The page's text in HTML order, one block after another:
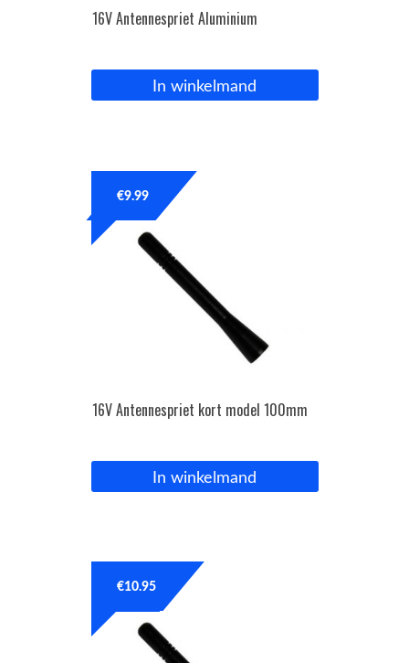
16V Antennespriet Aluminium
In winkelmand
16V Antennespriet kort model 100mm
€9.99
In winkelmand
€10.95